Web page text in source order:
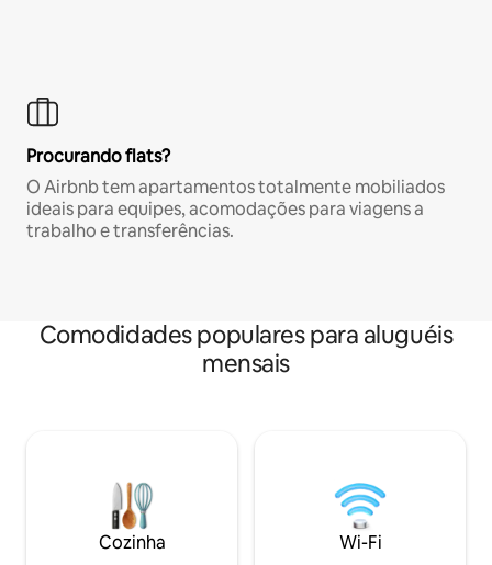
Procurando flats?
O Airbnb tem apartamentos totalmente mobiliados
ideais para equipes, acomodações para viagens a
trabalho e transferências.
Comodidades populares para aluguéis
mensais
Cozinha Wi-Fi